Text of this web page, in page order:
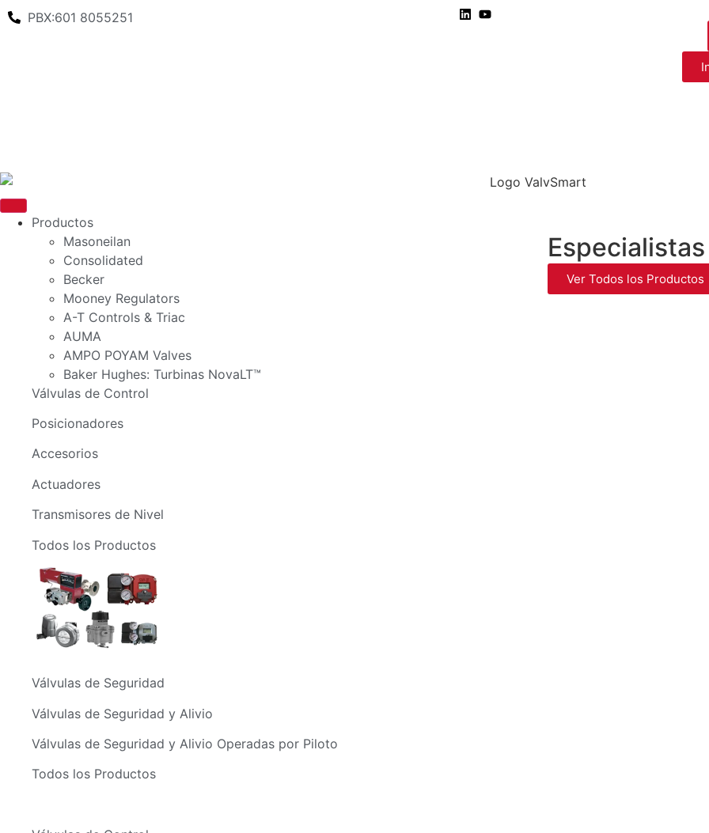
PBX:601 8055251
Productos
Masoneilan
Consolidated
Becker
Mooney Regulators
A-T Controls & Triac
AUMA
AMPO POYAM Valves
Baker Hughes: Turbinas NovaLT™
Válvulas de Control
Posicionadores
Accesorios
Actuadores
Transmisores de Nivel
Todos los Productos
Válvulas de Seguridad
Válvulas de Seguridad y Alivio
Válvulas de Seguridad y Alivio Operadas por Piloto
Todos los Productos
Ver Todos los Productos